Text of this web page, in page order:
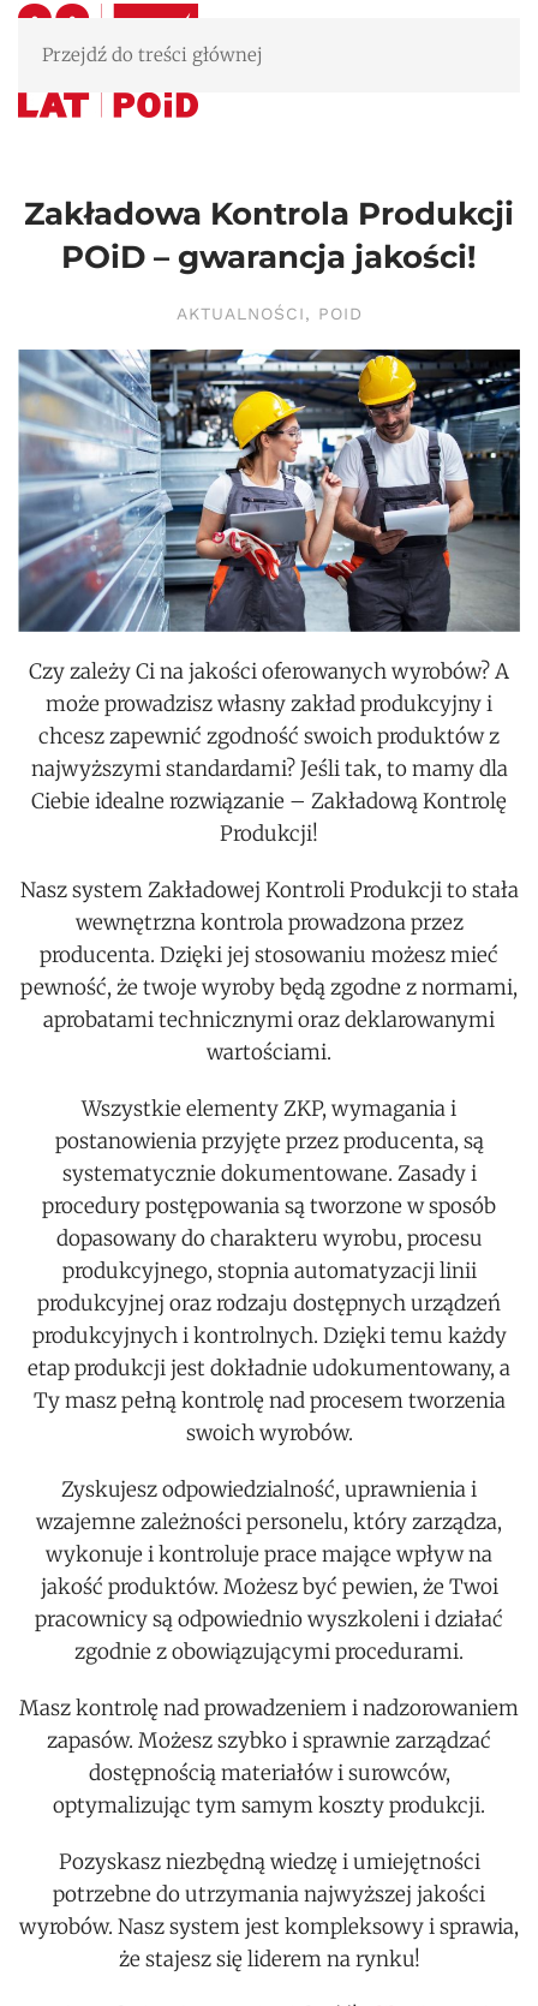
Przejdź do treści głównej
Zakładowa Kontrola Produkcji
POiD – gwarancja jakości!
AKTUALNOŚCI, POID
Czy zależy Ci na jakości oferowanych wyrobów? A
może prowadzisz własny zakład produkcyjny i
chcesz zapewnić zgodność swoich produktów z
najwyższymi standardami? Jeśli tak, to mamy dla
Ciebie idealne rozwiązanie – Zakładową Kontrolę
Produkcji!
Nasz system Zakładowej Kontroli Produkcji to stała
wewnętrzna kontrola prowadzona przez
producenta. Dzięki jej stosowaniu możesz mieć
pewność, że twoje wyroby będą zgodne z normami,
aprobatami technicznymi oraz deklarowanymi
wartościami.
Wszystkie elementy ZKP, wymagania i
postanowienia przyjęte przez producenta, są
systematycznie dokumentowane. Zasady i
procedury postępowania są tworzone w sposób
dopasowany do charakteru wyrobu, procesu
produkcyjnego, stopnia automatyzacji linii
produkcyjnej oraz rodzaju dostępnych urządzeń
produkcyjnych i kontrolnych. Dzięki temu każdy
etap produkcji jest dokładnie udokumentowany, a
Ty masz pełną kontrolę nad procesem tworzenia
swoich wyrobów.
Zyskujesz odpowiedzialność, uprawnienia i
wzajemne zależności personelu, który zarządza,
wykonuje i kontroluje prace mające wpływ na
jakość produktów. Możesz być pewien, że Twoi
pracownicy są odpowiednio wyszkoleni i działać
zgodnie z obowiązującymi procedurami.
Masz kontrolę nad prowadzeniem i nadzorowaniem
zapasów. Możesz szybko i sprawnie zarządzać
dostępnością materiałów i surowców,
optymalizując tym samym koszty produkcji.
Pozyskasz niezbędną wiedzę i umiejętności
potrzebne do utrzymania najwyższej jakości
wyrobów. Nasz system jest kompleksowy i sprawia,
że stajesz się liderem na rynku!